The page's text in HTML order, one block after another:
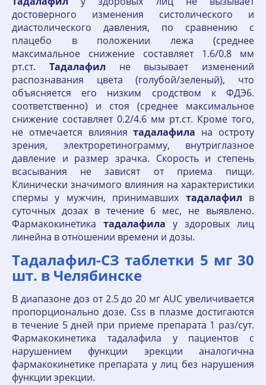
достоверного изменения систолического и
диастолического давления, по сравнению с
плацебо в положении лежа (среднее
максимальное снижение составляет 1.6/0.8 мм
рт.ст. Тадалафил не вызывает изменений
распознавания цвета (голубой/зеленый), что
объясняется его низким сродством к ФДЭ6.
соответственно) и стоя (среднее максимальное
снижение составляет 0.2/4.6 мм рт.ст. Кроме того,
не отмечается влияниятадалафила на остроту
зрения, электроретинограмму, внутриглазное
давление и размер зрачка. Скорость и степень
всасывания не зависят от приема пищи.
Клинически значимого влияния на характеристики
спермы у мужчин, принимавших тадалафил в
суточных дозах в течение 6 мес, не выявлено.
Фармакокинетика тадалафила у здоровых лиц
линейна в отношении времени и дозы.
Тадалафил-СЗ таблетки 5 мг 30
шт. в Челябинске
В диапазоне доз от 2.5 до 20 мг AUC увеличивается
пропорционально дозе. Css в плазме достигаются
в течение 5 дней при приеме препарата 1 раз/сут.
Фармакокинетика тадалафила у пациентов с
нарушением функции эрекции аналогична
фармакокинетике препарата у лиц без нарушения
функции эрекции.